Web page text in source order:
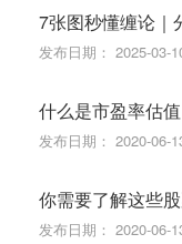
7张图秒懂缠论｜
发布日期： 2025-03-
什么是市盈率估值
发布日期： 2020-06-
你需要了解这些
发布日期： 2020-06-